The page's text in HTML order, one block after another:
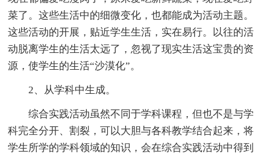
菜了。这些生活中的细微变化，也都能成为活动主题。
这些活动的开展，贴近学生生活，实在易行。以往的活
动脱离学生的生活太远了，忽视了现实生活这宝贵的资
源，使学生的生活“沙漠化”。
2、从学科中生成。
综合实践活动虽然不同于学科课程，但也不是与学
科完全分开、割裂，可以大胆与各科教学结合起来，将
学生所学的学科领域的知识，会在综合实践活动中得到